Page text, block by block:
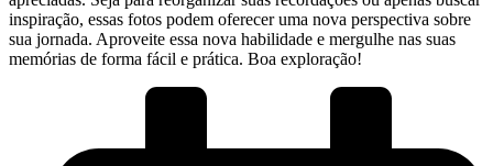
inspiração, essas fotos podem​ oferecer uma nova perspectiva sobre
sua jornada. Aproveite‍ essa nova⁤ habilidade e‍ mergulhe nas suas
memórias ⁣de forma fácil e​ prática. Boa⁣ exploração!